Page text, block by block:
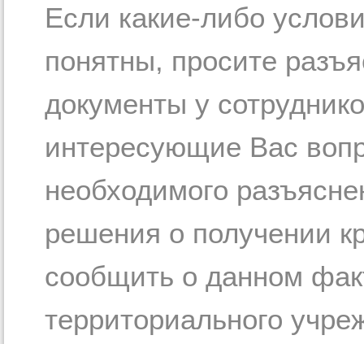
Если какие-либо
понятны, просите
документы у
интересующие Вас
необходимого
решения о получении
сообщить о данном
территориального